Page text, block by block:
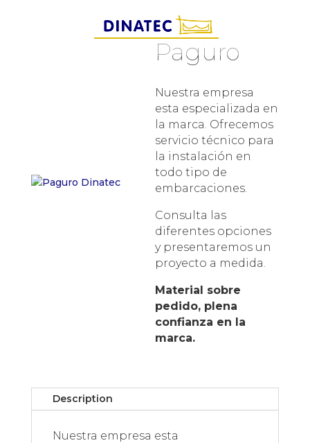
Paguro
Nuestra empresa
esta especializada en
la marca. Ofrecemos
servicio técnico para
la instalación en
todo tipo de
embarcaciones.
Consulta las
diferentes opciones
y presentaremos un
proyecto a medida.
Material sobre
pedido, plena
confianza en la
marca.
Description
Nuestra empresa esta